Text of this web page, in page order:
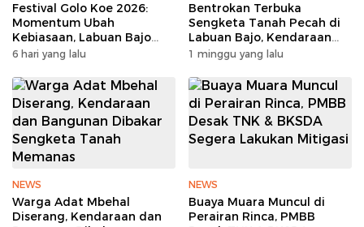
Festival Golo Koe 2026:
Momentum Ubah
Kebiasaan, Labuan Bajo
Tanpa Sampah
6 hari yang lalu
Bentrokan Terbuka
Sengketa Tanah Pecah di
Labuan Bajo, Kendaraan
dan Pondok Dibakar
1 minggu yang lalu
NEWS
Warga Adat Mbehal
Diserang, Kendaraan dan
NEWS
Buaya Muara Muncul di
Perairan Rinca, PMBB